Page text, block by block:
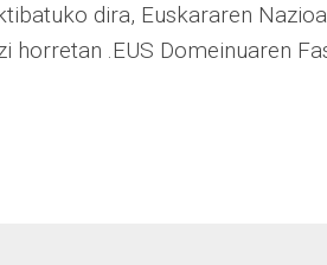
dira, Euskararen
horretan .EUS Domeinuaren